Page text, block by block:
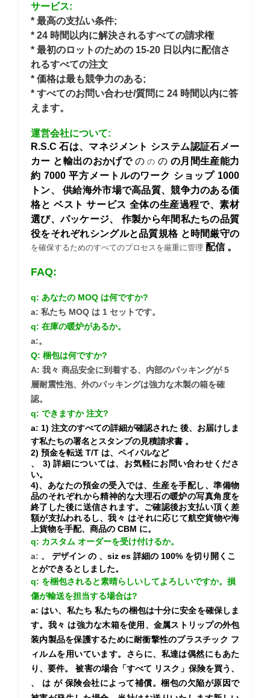
サービス:
* 最高の支払い条件;
* 24 時間以内に解決されるすべての請求権
* 最初のロットのための 15-20 日以内に配信さ
れるすべての注文
* 価格は最も競争力のある;
* すべてのお問い合わせ/質問に 24 時間以内に答
えます。
運営会社について:
R.S.C 石は、マネジメント システム認証石メー
カー と輸出のおかげで のの の の月間生産能力
約 7000 平方メートルのワーク ショップ 1000
トン、
供給海外市場で高品質、競争力のある価
格と ベスト サービス 全体の生産過程で、素材
選び、パッケージ、
作製から年間私たちの品質
役をそれぞれシングルと品質規格 と時間厳守の
を確保するためのすべてのプロセスを厳重に管理 配信 。
FAQ:
q: あなたの MOQ は何ですか?
a: 私たち MOQ は 1 セットです。
q: 在庫の暖炉があるか。
a:。
Q: 梱包は何ですか?
A: 我々 商品安全に到着する、内部のパッキングが 5
層耐震性泡、外のパッキングは強力な木製の箱を確
認。
q: できますか注文?
a: 1) 注文のすべての詳細が確認された 後、お届けしま
す私たちの署名とスタンプの見積請求書 。
2) 預金を転送 T/T は、ペイパルなど
、
3) 詳細については、お気軽にお問い合わせくださ
い。
4)、あなたの預金の受入では、生産を手配し、準備物
品のそれぞれから精神的な大理石の暖炉の写真角度を
終了した後に送信されます。ご確認後お支払い頂く差
額が支払われるし、我々 はそれに応じて航空貨物や海
上貨物を手配、商品の CBM に。
q: カスタム オーダーを受け付けるか。
a: 。 デザイン の 、siz es 詳細の 100% を切り開くこ
とができるとしました。
q: を梱包されると素晴らしいしてよろしいですか。損
傷が輸送を担当する場合は?
a: はい、私たち 私たちの梱包は十分に安全を確保しま
す。我々 は強力な木箱を使用、金属ストリップの外包
装内製品を保護するために耐衝撃性のプラスチック フ
ィルムを用いています。さらに、私達は偶然にもあた
り、要件。 被害の場合「すべて リスク」保険を買う、
、
は が 保険会社によって補償。梱包の欠陥が原因で